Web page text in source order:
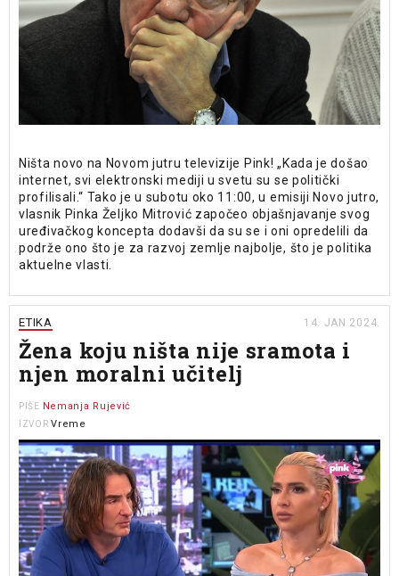
Ništa novo na Novom jutru televizije Pink! „Kada je došao
internet, svi elektronski mediji u svetu su se politički
profilisali.“ Tako je u subotu oko 11:00, u emisiji Novo jutro,
vlasnik Pinka Željko Mitrović započeo objašnjavanje svog
uređivačkog koncepta dodavši da su se i oni opredelili da
podrže ono što je za razvoj zemlje najbolje, što je politika
aktuelne vlasti.
ETIKA 14. JAN 2024.
Žena koju ništa nije sramota i
njen moralni učitelj
PIŠE Nemanja Rujević
IZVOR Vreme